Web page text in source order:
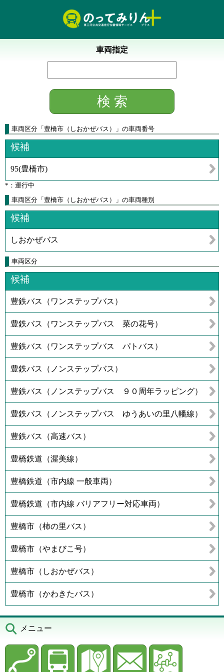
車両指定
車両区分 「 豊橋市（しおかぜバス） 」 の車両番号
候補
95(豊橋市)
*：運行中
車両区分「豊橋市（しおかぜバス）」の車両種別
候補
しおかぜバス
車両区分
候補
豊鉄バス（ワンステップバス）
豊鉄バス（ワンステップバス 菜の花号）
豊鉄バス（ワンステップバス パトバス）
豊鉄バス（ノンステップバス）
豊鉄バス（ノンステップバス ９０周年ラッピング）
豊鉄バス（ノンステップバス ゆうあいの里八幡線）
豊鉄バス（高速バス）
豊橋鉄道（渥美線）
豊橋鉄道（市内線 一般車両）
豊橋鉄道（市内線 バリアフリー対応車両）
豊橋市（柿の里バス）
豊橋市（やまびこ号）
豊橋市（しおかぜバス）
豊橋市（かわきたバス）
メニュー